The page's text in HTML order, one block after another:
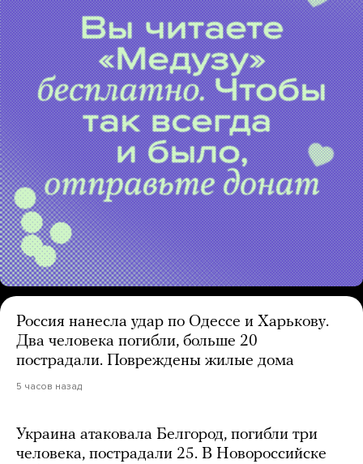
Россия нанесла удар по Одессе и Харькову.
Два человека погибли, больше 20
пострадали. Повреждены жилые дома
5 часов назад
Украина атаковала Белгород, погибли три
человека, пострадали 25. В Новороссийске